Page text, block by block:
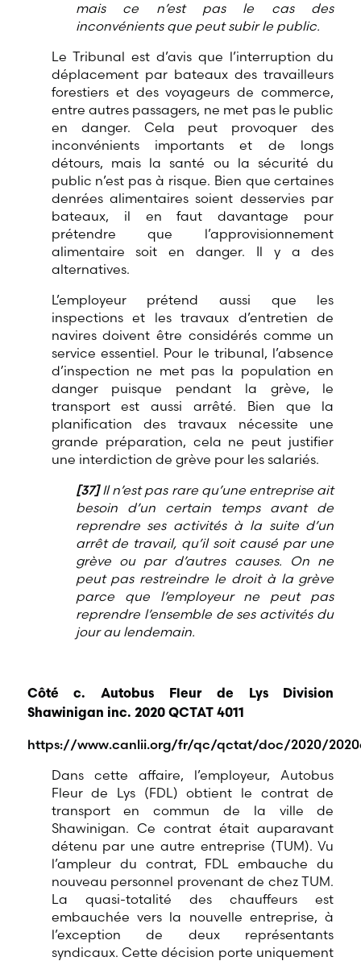
mais ce n’est pas le cas des
inconvénients que peut subir le public.
Le Tribunal est d’avis que l’interruption du
déplacement par bateaux des travailleurs
forestiers et des voyageurs de commerce,
entre autres passagers, ne met pas le public
en danger. Cela peut provoquer des
inconvénients importants et de longs
détours, mais la santé ou la sécurité du
public n’est pas à risque. Bien que certaines
denrées alimentaires soient desservies par
bateaux, il en faut davantage pour
prétendre que l’approvisionnement
alimentaire soit en danger. Il y a des
alternatives.
L’employeur prétend aussi que les
inspections et les travaux d’entretien de
navires doivent être considérés comme un
service essentiel. Pour le tribunal, l’absence
d’inspection ne met pas la population en
danger puisque pendant la grève, le
transport est aussi arrêté. Bien que la
planification des travaux nécessite une
grande préparation, cela ne peut justifier
une interdiction de grève pour les salariés.
[37]Il n’est pas rare qu’une entreprise ait
besoin d’un certain temps avant de
reprendre ses activités à la suite d’un
arrêt de travail, qu’il soit causé par une
grève ou par d’autres causes. On ne
peut pas restreindre le droit à la grève
parce que l’employeur ne peut pas
reprendre l’ensemble de ses activités du
jour au lendemain.
Côté c. Autobus Fleur de Lys Division
Shawinigan inc. 2020 QCTAT 4011
https://www.canlii.org/fr/qc/qctat/doc/2020/
Dans cette affaire, l’employeur, Autobus
Fleur de Lys (FDL) obtient le contrat de
transport en commun de la ville de
Shawinigan. Ce contrat était auparavant
détenu par une autre entreprise (TUM). Vu
l’ampleur du contrat, FDL embauche du
nouveau personnel provenant de chez TUM.
La quasi-totalité des chauffeurs est
embauchée vers la nouvelle entreprise, à
l’exception de deux représentants
syndicaux. Cette décision porte uniquement